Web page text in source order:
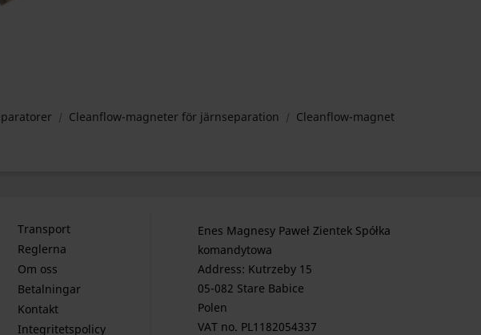
Cleanflow-magneter för järnseparation
Cleanflow-magnet
Transport
Reglerna
Om oss
Betalningar
Kontakt
Integritetspolicy
Enes Magnesy Paweł Zientek Spółka
komandytowa
Address: Kutrzeby 15
05-082 Stare Babice
Polen
VAT no. PL1182054337